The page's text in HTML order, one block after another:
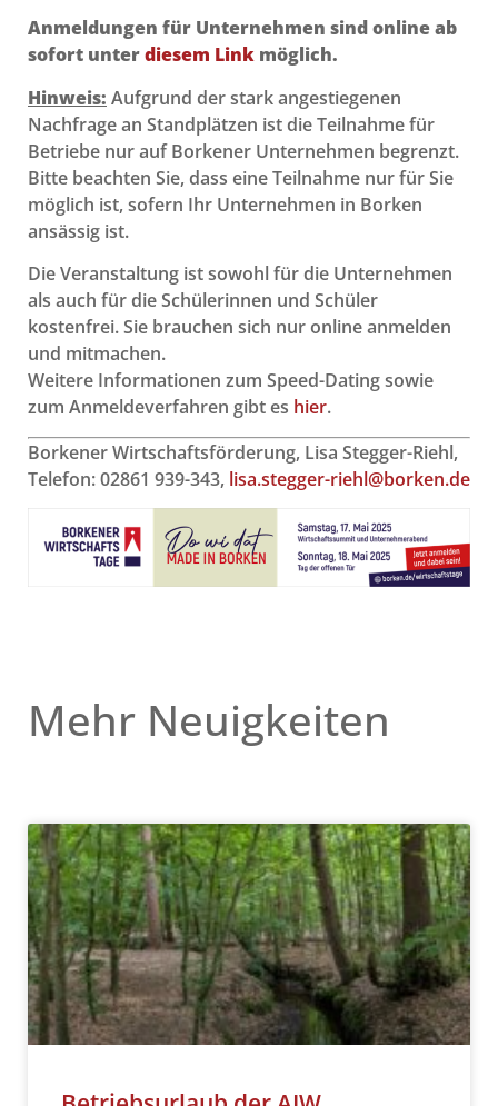
Anmeldungen für Unternehmen sind online ab
sofort unterdiesem Link möglich.
Hinweis: Aufgrund der stark angestiegenen
Nachfrage an Standplätzen ist die Teilnahme für
Betriebe nur auf Borkener Unternehmen begrenzt.
Bitte beachten Sie, dass eine Teilnahme nur für Sie
möglich ist, sofern Ihr Unternehmen in Borken
ansässig ist.
Die Veranstaltung ist sowohl für die Unternehmen
als auch für die Schülerinnen und Schüler
kostenfrei. Sie brauchen sich nur online anmelden
und mitmachen.
Weitere Informationen zum Speed-Dating sowie
zum Anmeldeverfahren gibt es hier.
Borkener Wirtschaftsförderung, Lisa Stegger-Riehl,
Telefon: 02861 939-343, lisa.stegger-riehl@borken.de
Mehr Neuigkeiten